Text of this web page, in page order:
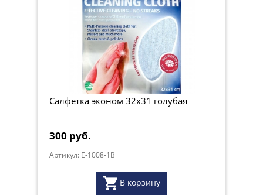
Салфетка эконом 32х31 голубая
300 руб.
Артикул: E-1008-1B
В корзину